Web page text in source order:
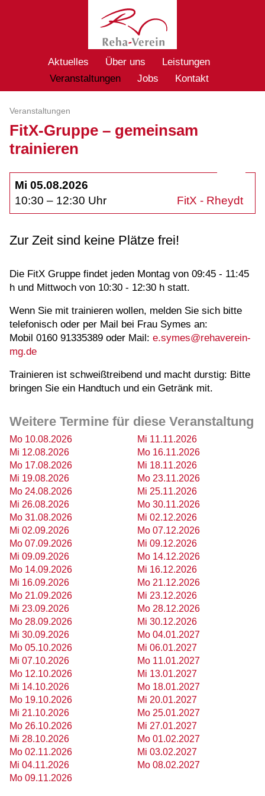
Aktuelles Über uns
Leistungen
Veranstaltungen
Jobs Kontakt
Veranstaltungen
FitX-Gruppe – gemeinsam
trainieren
Mi 05.08.2026
10:30 – 12:30 Uhr
FitX - Rheydt
Zur Zeit sind keine Plätze frei!
Die FitX Gruppe findet jeden Montag von 09:45 - 11:45
h und Mittwoch von 10:30 - 12:30 h statt.
Wenn Sie mit trainieren wollen, melden Sie sich bitte
telefonisch oder per Mail bei Frau Symes an:
Mobil 0160 91335389 oder Mail: e.symes@rehaverein-
mg.de
Trainieren ist schweißtreibend und macht durstig: Bitte
bringen Sie ein Handtuch und ein Getränk mit.
Weitere Termine für diese Veranstaltung
Mo 10.08.2026
Mi 12.08.2026
Mo 17.08.2026
Mi 19.08.2026
Mo 24.08.2026
Mi 26.08.2026
Mo 31.08.2026
Mi 02.09.2026
Mo 07.09.2026
Mi 09.09.2026
Mo 14.09.2026
Mi 16.09.2026
Mo 21.09.2026
Mi 23.09.2026
Mo 28.09.2026
Mi 30.09.2026
Mo 05.10.2026
Mi 07.10.2026
Mo 12.10.2026
Mi 14.10.2026
Mo 19.10.2026
Mi 21.10.2026
Mo 26.10.2026
Mi 28.10.2026
Mo 02.11.2026
Mi 04.11.2026
Mo 09.11.2026
Mi 11.11.2026
Mo 16.11.2026
Mi 18.11.2026
Mo 23.11.2026
Mi 25.11.2026
Mo 30.11.2026
Mi 02.12.2026
Mo 07.12.2026
Mi 09.12.2026
Mo 14.12.2026
Mi 16.12.2026
Mo 21.12.2026
Mi 23.12.2026
Mo 28.12.2026
Mi 30.12.2026
Mo 04.01.2027
Mi 06.01.2027
Mo 11.01.2027
Mi 13.01.2027
Mo 18.01.2027
Mi 20.01.2027
Mo 25.01.2027
Mi 27.01.2027
Mo 01.02.2027
Mi 03.02.2027
Mo 08.02.2027